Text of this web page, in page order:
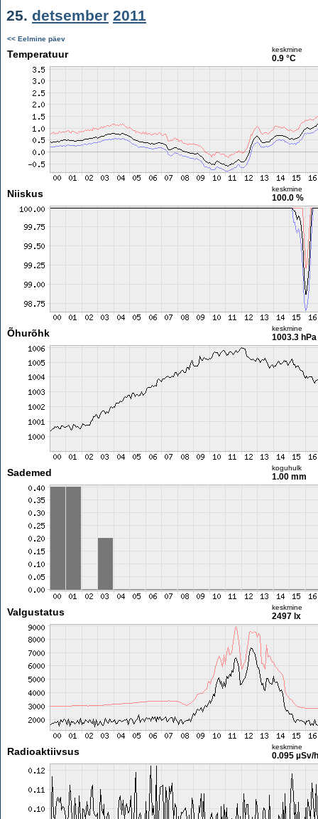
25. detsember 2011
<< Eelmine päev
Temperatuur keskmine
0.9 °C
Niiskus keskmine
100.0 %
Õhurõhk keskmine
1003.3 hPa
Sademed koguhulk
1.00 mm
Valgustatus keskmine
2497 lx
Radioaktiivsus keskmine
0.095 µSv/h